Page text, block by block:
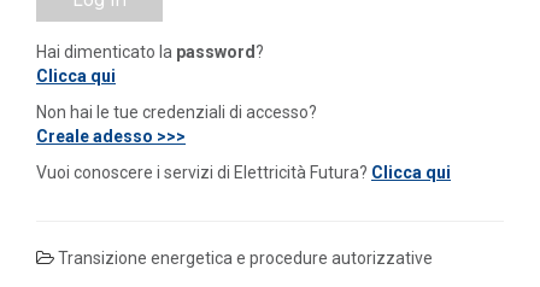
Hai dimenticato la password ?
Clicca qui
Non hai le tue credenziali di accesso?
Creale adesso >>>
Vuoi conoscere i servizi di Elettricità Futura? Clicca qui
Transizione energetica e procedure autorizzative